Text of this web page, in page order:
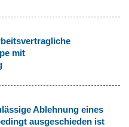
mit
Ablehnung eines
ausgeschieden ist